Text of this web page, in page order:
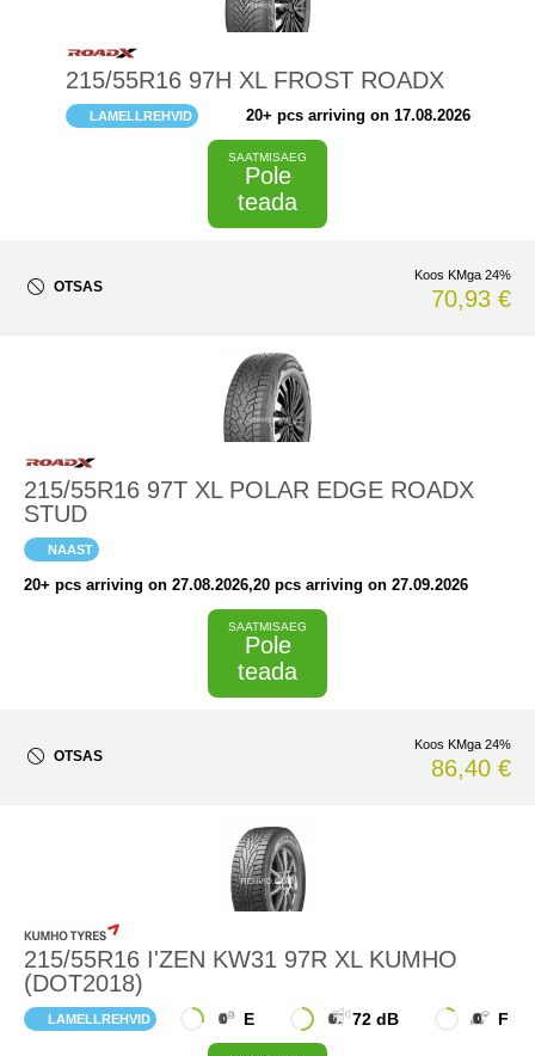
215/55R16 97H XL FROST ROADX
LAMELLREHVID 20+ pcs arriving on 17.08.2026
SAATMISAEG
Pole
teada
OTSAS
Koos KMga 24%
70,93 €
215/55R16 97T XL POLAR EDGE ROADX
STUD
NAAST
20+ pcs arriving on 27.08.2026,20 pcs arriving on 27.09.2026
SAATMISAEG
Pole
teada
OTSAS
Koos KMga 24%
86,40 €
215/55R16 I'ZEN KW31 97R XL KUMHO
(DOT2018)
LAMELLREHVID E 72 dB F